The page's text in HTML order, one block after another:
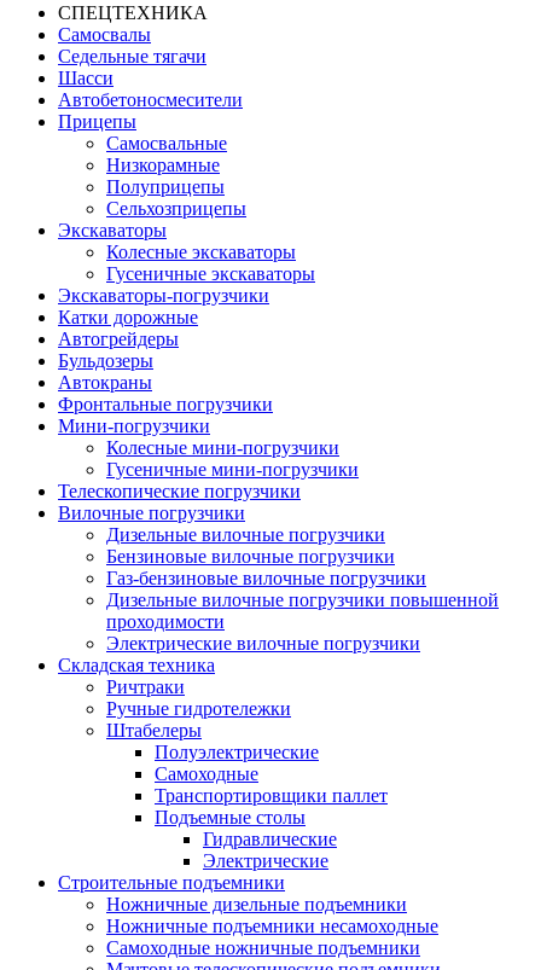
СПЕЦТЕХНИКА
Самосвалы
Седельные тягачи
Шасси
Автобетоно­смесители
Прицепы
Самосвальные
Низкорамные
Полуприцепы
Сельхозприцепы
Экскаваторы
Колесные экскаваторы
Гусеничные экскаваторы
Экскаваторы-погрузчики
Катки дорожные
Автогрейдеры
Бульдозеры
Автокраны
Фронтальные погрузчики
Мини-погрузчики
Колесные мини-погрузчики
Гусеничные мини-погрузчики
Телескопические погрузчики
Вилочные погрузчики
Дизельные вилочные погрузчики
Бензиновые вилочные погрузчики
Газ-бензиновые вилочные погрузчики
Дизельные вилочные погрузчики повышенной
проходимости
Электрические вилочные погрузчики
Складская техника
Ричтраки
Ручные гидротележки
Штабелеры
Полуэлектрические
Самоходные
Транспортировщики паллет
Подъемные столы
Гидравлические
Электрические
Строительные подъемники
Ножничные дизельные подъемники
Ножничные подъемники несамоходные
Самоходные ножничные подъемники